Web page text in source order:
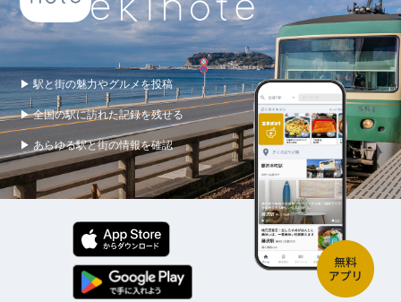
▶ 駅と街の魅力やグルメを投稿
▶ 全国の駅に訪れた記録を残せる
▶ あらゆる駅と街の情報を確認